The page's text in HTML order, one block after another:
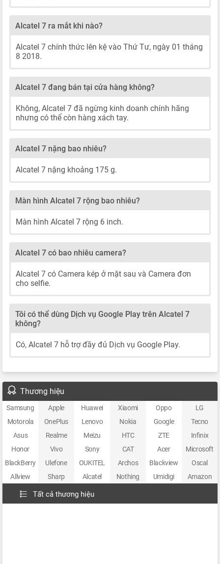
Alcatel 7 ra mắt khi nào?
Alcatel 7 chính thức lên kệ vào Thứ Tư, ngày 01 tháng
8 2018.
Alcatel 7 đang bán tại cửa hàng không?
Không, Alcatel 7 đã ngừng kinh doanh chính hãng
nhưng có thể còn hàng xách tay.
Alcatel 7 nặng bao nhiêu?
Alcatel 7 nặng khoảng 175 g.
Màn hình Alcatel 7 rộng bao nhiêu?
Màn hình Alcatel 7 rộng 6 inch.
Alcatel 7 có bao nhiêu camera?
Alcatel 7 có Camera kép ở mặt sau và Camera đơn
cho selfie.
Tôi có thể dùng Dịch vụ Google Play trên Alcatel 7
không?
Có, Alcatel 7 hỗ trợ đầy đủ Dịch vụ Google Play.
Thương hiệu
Samsung Apple Huawei Xiaomi Oppo
LG
Motorola
OnePlus Lenovo Nokia Google
Tecno
Asus
Realme Meizu HTC ZTE
Infinix
Honor
Vivo Sony CAT Acer
Microsoft
BlackBerry
Ulefone OUKITEL Archos Blackview
Oscal
Allview
Sharp Alcatel Nothing Umidigi Amazon
Tất cả thương hiệu